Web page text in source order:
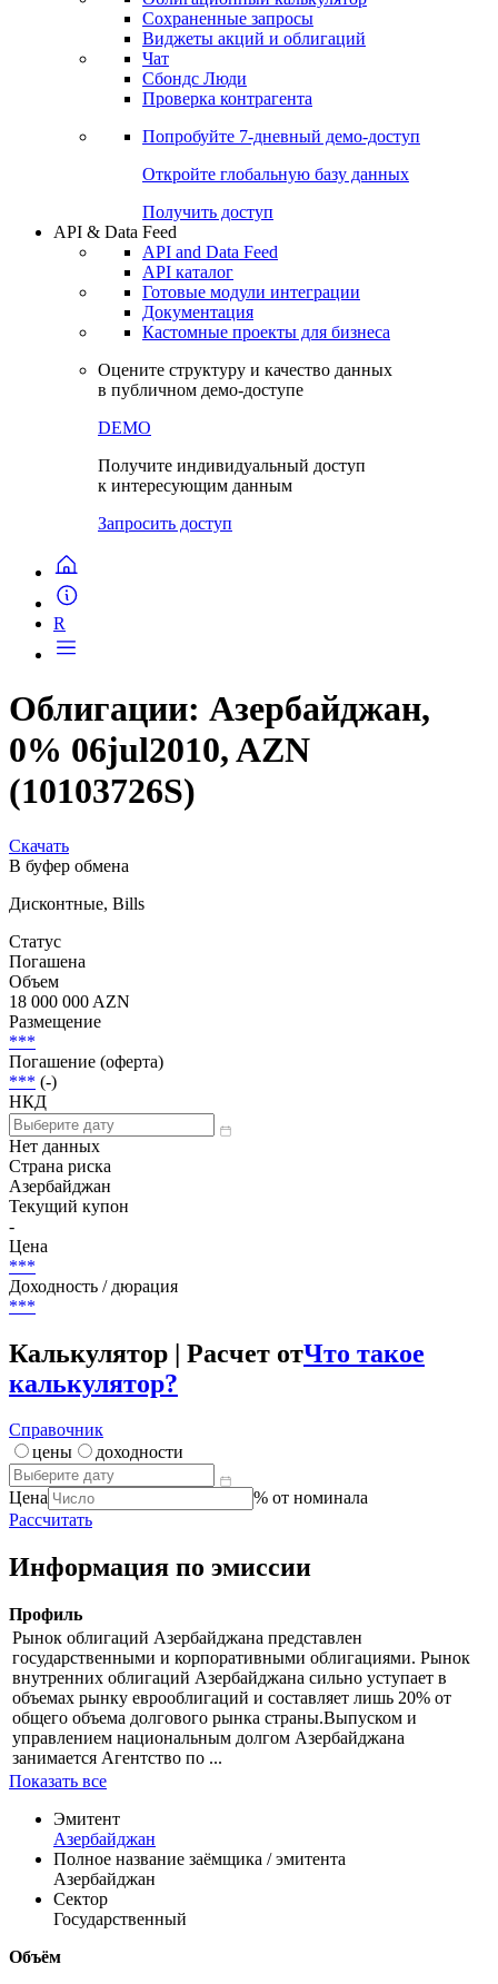
Сохраненные запросы
Виджеты акций и облигаций
Чат
Сбондс Люди
Проверка контрагента
Попробуйте 7-дневный демо-доступ
Откройте глобальную базу данных
Получить доступ
API & Data Feed
API and Data Feed
API каталог
Готовые модули интеграции
Документация
Кастомные проекты для бизнеса
Оцените структуру и качество данных
в публичном демо-доступе
DEMO
Получите индивидуальный доступ
к интересующим данным
Запросить доступ
R
Облигации: Азербайджан,
0% 06jul2010, AZN
(10103726S)
Скачать
В буфер обмена
Дисконтные, Bills
Статус
Погашена
Объем
18 000 000 AZN
Размещение
***
Погашение (оферта)
*** (-)
НКД
Нет данных
Страна риска
Азербайджан
Текущий купон
-
Цена
***
Доходность / дюрация
***
Калькулятор | Расчет отЧто такое
калькулятор?
Справочник
цены
доходности
Цена
% от номинала
Рассчитать
Информация по эмиссии
Профиль
Рынок облигаций Азербайджана представлен
государственными и корпоративными облигациями. Рынок
внутренних облигаций Азербайджана сильно уступает в
объемах рынку еврооблигаций и составляет лишь 20% от
общего объема долгового рынка страны.Выпуском и
управлением национальным долгом Азербайджана
занимается Агентство по ...
Показать все
Эмитент
Азербайджан
Полное название заёмщика / эмитента
Азербайджан
Сектор
Государственный
Объём